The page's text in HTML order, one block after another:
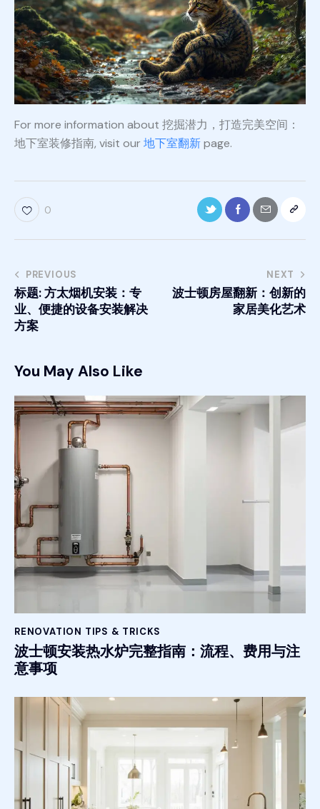
For more information about 挖掘潜力，打造完美空间：
地下室装修指南, visit our地下室翻新page.
0
PREVIOUS
标题: 方太烟机安装：专
业、便捷的设备安装解决
方案
NEXT
波士顿房屋翻新：创新的
家居美化艺术
You May Also Like
RENOVATION TIPS & TRICKS
波士顿安装热水炉完整指南：流程、费用与注
意事项